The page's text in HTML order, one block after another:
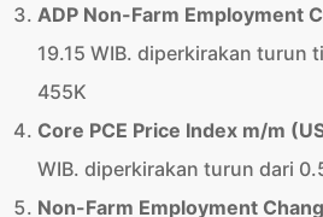
ADP Non-Farm Employment
19.15 WIB. diperkirakan turun
455K
Core PCE Price Index m/m
WIB. diperkirakan turun dari
Non-Farm Employment